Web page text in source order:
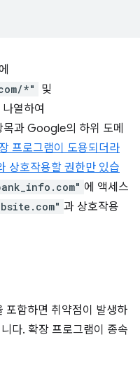
*" 및
나열하여
과 Google의 하위 도메
프로그램이 도용되더라
상호작용할 권한만 있습
에 액세스
과 상호작용
포함하면 취약점이 발생하
다. 확장 프로그램이 종속